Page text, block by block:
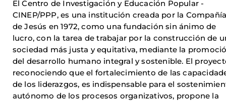
El Centro de Investigación y Educación Popular -
CINEP/PPP, es una institución creada por la
de Jesús en 1972, como una fundación sin ánimo de
lucro, con la tarea de trabajar por la construcción de
sociedad más justa y equitativa, mediante la
del desarrollo humano integral y sostenible. El
reconociendo que el fortalecimiento de las
de los liderazgos, es indispensable para el
autónomo de los procesos organizativos, propone la